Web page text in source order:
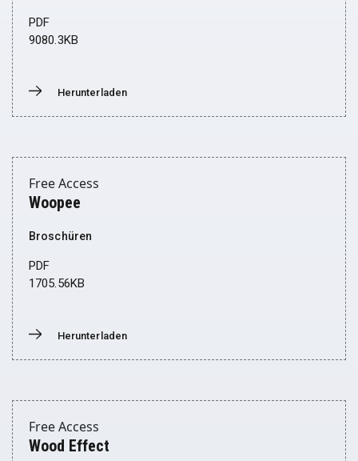
PDF
9080.3KB
Herunterladen
Free Access
Woopee
Broschüren
PDF
1705.56KB
Herunterladen
Free Access
Wood Effect